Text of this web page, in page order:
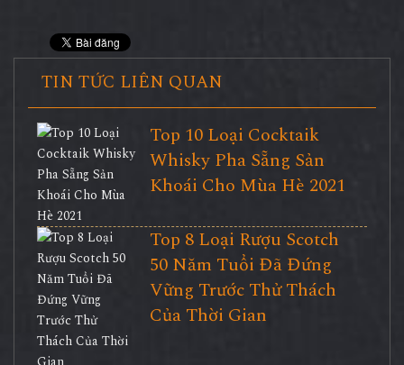
TIN TỨC LIÊN QUAN
Top 10 Loại Cocktaik
Whisky Pha Sẵng Sản
Khoái Cho Mùa Hè 2021
Top 8 Loại Rượu Scotch
50 Năm Tuổi Đã Đứng
Vững Trước Thử Thách
Của Thời Gian